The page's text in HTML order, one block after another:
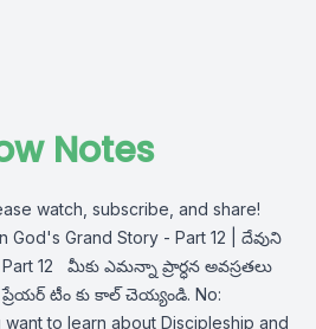
Notes
watch, subscribe, and share!
God's Grand Story - Part 12 | దేవుని
12 మీకు ఎమన్నా ప్రార్ధన అవస్రతలు
టీం కు కాల్ చెయ్యండి. No:
to learn about Discipleship and